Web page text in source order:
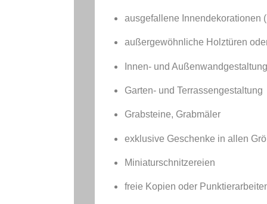
ausgefallene Innendekorationen
außergewöhnliche Holztüren
Innen- und
Garten- und Terrassengestaltung
Grabsteine, Grabmäler
exklusive Geschenke in allen
Miniaturschnitzereien
freie Kopien oder